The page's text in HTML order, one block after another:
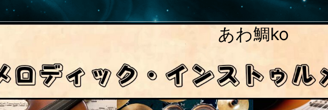
あわ鯛ko